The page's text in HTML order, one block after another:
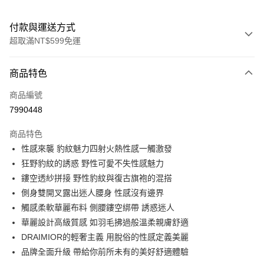
付款與運送方式
超取滿NT$599免運
信用卡一次付款
超商取貨付款
Apple Pay
街口支付
悠遊付
ATM付款
運送方式
商品特色
商品編號
7990448
商品特色
性感來襲 豹紋魅力四射火熱性感一觸激發
狂野豹紋的誘惑 野性可愛不失性感魅力
鏤空透紗拼接 野性豹紋與復古旗袍的混搭
側身雙開叉露出迷人腰身 性感沒有邊界
觸感柔軟華麗布料 側腰鏤空綁帶 誘惑迷人
華麗設計高級質感 如羽毛拂過般溫柔親膚舒適
DRAIMIOR的輕奢主義 用脫俗的性感定義美麗
品牌全面升級 帶給你前所未有的美好舒適體驗